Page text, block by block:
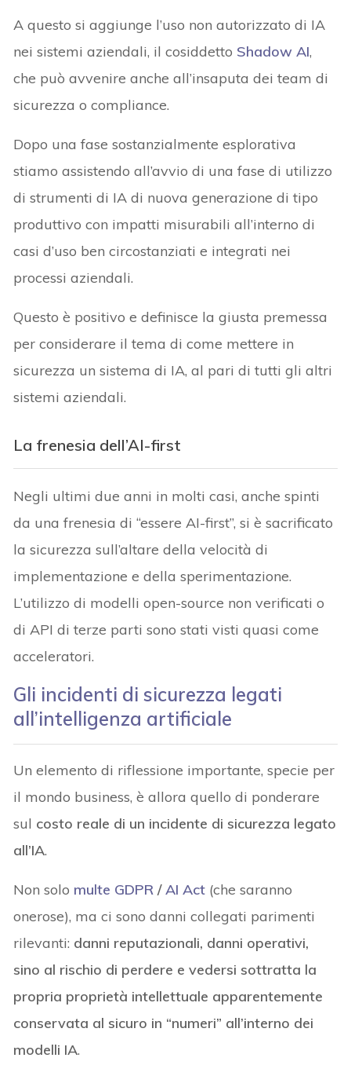
A questo si aggiunge l’uso non autorizzato di IA
nei sistemi aziendali, il cosiddetto Shadow AI,
che può avvenire anche all’insaputa dei team di
sicurezza o compliance.
Dopo una fase sostanzialmente esplorativa
stiamo assistendo all’avvio di una fase di utilizzo
di strumenti di IA di nuova generazione di tipo
produttivo con impatti misurabili all’interno di
casi d’uso ben circostanziati e integrati nei
processi aziendali.
Questo è positivo e definisce la giusta premessa
per considerare il tema di come mettere in
sicurezza un sistema di IA, al pari di tutti gli altri
sistemi aziendali.
La frenesia dell’AI-first
Negli ultimi due anni in molti casi, anche spinti
da una frenesia di “essere AI-first”, si è sacrificato
la sicurezza sull’altare della velocità di
implementazione e della sperimentazione.
L’utilizzo di modelli open-source non verificati o
di API di terze parti sono stati visti quasi come
acceleratori.
Gli incidenti di sicurezza legati
all’intelligenza artificiale
Un elemento di riflessione importante, specie per
il mondo business, è allora quello di ponderare
sul costo reale di un incidente di sicurezza legato
all’IA.
Non solo multe GDPR/ AI Act (che saranno
onerose), ma ci sono danni collegati parimenti
rilevanti: danni reputazionali, danni operativi,
sino al rischio di perdere e vedersi sottratta la
propria proprietà intellettuale apparentemente
conservata al sicuro in “numeri” all’interno dei
modelli IA.